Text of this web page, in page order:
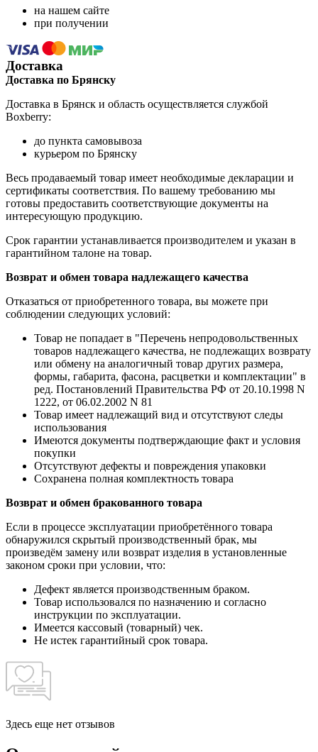
на нашем сайте
при получении
Доставка
Доставка по Брянску
Доставка в Брянск и область осуществляется службой
Boxberry:
до пункта самовывоза
курьером по Брянску
Весь продаваемый товар имеет необходимые декларации и
сертификаты соответствия. По вашему требованию мы
готовы предоставить соответствующие документы на
интересующую продукцию.
Срок гарантии устанавливается производителем и указан в
гарантийном талоне на товар.
Возврат и обмен товара надлежащего качества
Отказаться от приобретенного товара, вы можете при
соблюдении следующих условий:
Товар не попадает в "Перечень непродовольственных
товаров надлежащего качества, не подлежащих возврату
или обмену на аналогичный товар других размера,
формы, габарита, фасона, расцветки и комплектации" в
ред. Постановлений Правительства РФ от 20.10.1998 N
1222, от 06.02.2002 N 81
Товар имеет надлежащий вид и отсутствуют следы
использования
Имеются документы подтверждающие факт и условия
покупки
Отсутствуют дефекты и повреждения упаковки
Сохранена полная комплектность товара
Возврат и обмен бракованного товара
Если в процессе эксплуатации приобретённого товара
обнаружился скрытый производственный брак, мы
произведём замену или возврат изделия в установленные
законом сроки при условии, что:
Дефект является производственным браком.
Товар использовался по назначению и согласно
инструкции по эксплуатации.
Имеется кассовый (товарный) чек.
Не истек гарантийный срок товара.
Здесь еще нет отзывов